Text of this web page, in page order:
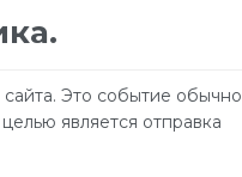
Это событие обычно
является отправка